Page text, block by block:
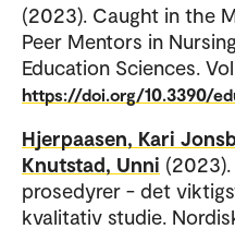
(2023). Caught in the
Peer Mentors in
Education Sciences. Vol.
https://doi.org/10.3390/
Hjerpaasen, Kari
Knutstad, Unni
prosedyrer - det
kvalitativ studie.